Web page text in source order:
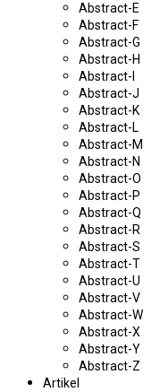
Abstract-E
Abstract-F
Abstract-G
Abstract-H
Abstract-I
Abstract-J
Abstract-K
Abstract-L
Abstract-M
Abstract-N
Abstract-O
Abstract-P
Abstract-Q
Abstract-R
Abstract-S
Abstract-T
Abstract-U
Abstract-V
Abstract-W
Abstract-X
Abstract-Y
Abstract-Z
Artikel